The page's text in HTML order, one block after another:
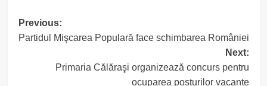
Post
navigation
Previous:
Partidul Mişcarea Populară face schimbarea României
Next:
Primaria Călăraşi organizează concurs pentru
ocuparea posturilor vacante